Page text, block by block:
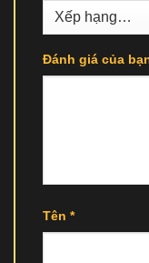
Đánh giá của
Tên *